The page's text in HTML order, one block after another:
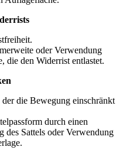
oder Verwendung
die den Widerrist entlastet.
der die Bewegung einschränkt
durch einen
des Sattels oder Verwendung